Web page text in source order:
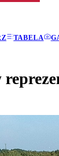
TABELA